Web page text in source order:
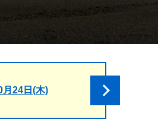
月24日(木)